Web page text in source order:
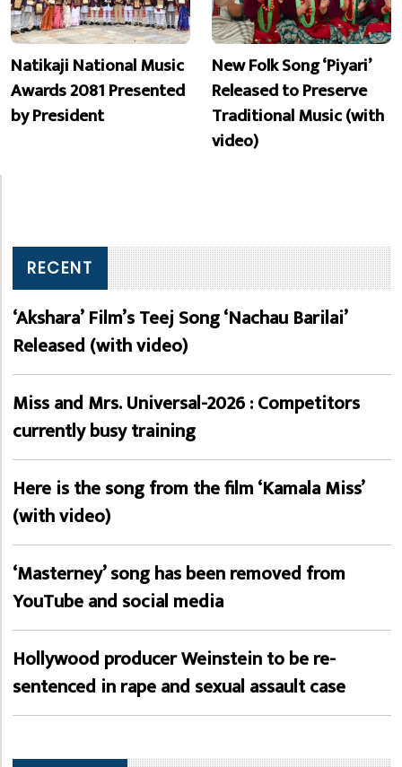
Natikaji National Music
Awards 2081 Presented
by President
New Folk Song ‘Piyari’
Released to Preserve
Traditional Music (with
video)
RECENT
‘Akshara’ Film’s Teej Song ‘Nachau Barilai’
Released (with video)
Miss and Mrs. Universal-2026 : Competitors
currently busy training
Here is the song from the film ‘Kamala Miss’
(with video)
‘Masterney’ song has been removed from
YouTube and social media
Hollywood producer Weinstein to be re-
sentenced in rape and sexual assault case